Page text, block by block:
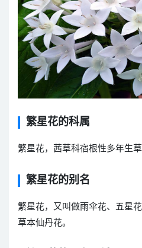
繁星花的科属
繁星花，茜草科宿根性多年生草
繁星花的别名
繁星花，又叫做雨伞花、五星
草本仙丹花。